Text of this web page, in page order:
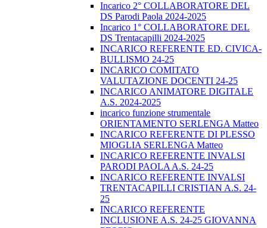
Incarico 2° COLLABORATORE DEL
DS Parodi Paola 2024-2025
Incarico 1° COLLABORATORE DEL
DS Trentacapilli 2024-2025
INCARICO REFERENTE ED. CIVICA-
BULLISMO 24-25
INCARICO COMITATO
VALUTAZIONE DOCENTI 24-25
INCARICO ANIMATORE DIGITALE
A.S. 2024-2025
incarico funzione strumentale
ORIENTAMENTO SERLENGA Matteo
INCARICO REFERENTE DI PLESSO
MIOGLIA SERLENGA Matteo
INCARICO REFERENTE INVALSI
PARODI PAOLA A.S. 24-25
INCARICO REFERENTE INVALSI
TRENTACAPILLI CRISTIAN A.S. 24-
25
INCARICO REFERENTE
INCLUSIONE A.S. 24-25 GIOVANNA